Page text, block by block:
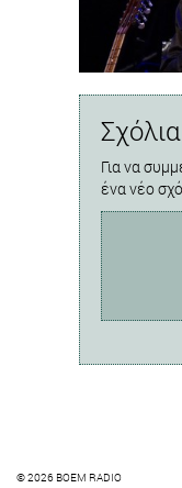
Για να
ένα νέο
© 2026 BOEM RADIO